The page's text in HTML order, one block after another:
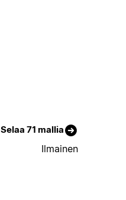
Selaa 71 mallia
Ilmainen